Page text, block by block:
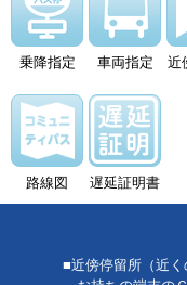
乗降指定 車両指定 近
路線図 遅延証明書
■近傍停留所（近く